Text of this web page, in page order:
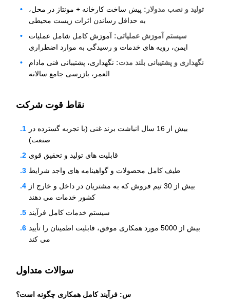
تولید و نصب مدولار: پیش ساخت کارخانه + مونتاژ در محل،
به حداقل رساندن اثرات زیست محیطی
سیستم آموزش عملیاتی: آموزش کامل شامل عملیات
ایمن، رویه های خدمات و رسیدگی به موارد اضطراری
نگهداری و پشتیبانی بلند مدت: نگهداری، پشتیبانی فنی مادام
العمر، بازرسی جامع سالانه
نقاط قوت شرکت
بیش از 16 سال انباشت برند غنی (با تجربه گسترده در
صنعت)
قابلیت های تولید و تحقیق قوی
طیف کامل محصولات و گواهینامه های واجد شرایط
بیش از 30 تیم فروش که به مشتریان در داخل و خارج از
کشور خدمات می دهند
سیستم خدمات کامل فرآیند
بیش از 5000 مورد همکاری موفق، قابلیت اطمینان را تأیید
می کند
سوالات متداول
س: فرآیند کامل همکاری چگونه است؟